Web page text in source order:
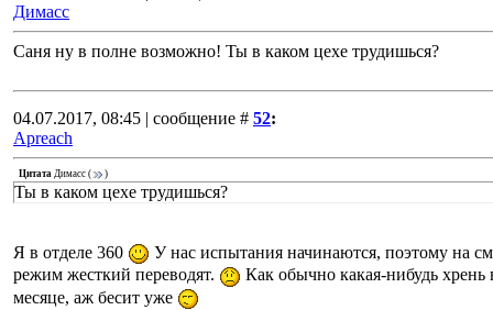
Димасс
Саня ну в полне возможно! Ты в каком цехе трудишься?
04.07.2017, 08:45 | сообщение # 52:
Apreach
Цитата Димасс ( )
Ты в каком цехе трудишься?
Я в отделе 360
У нас испытания начинаются, поэтому на
режим жесткий переводят.
Как обычно какая-нибудь хрень
месяце, аж бесит уже